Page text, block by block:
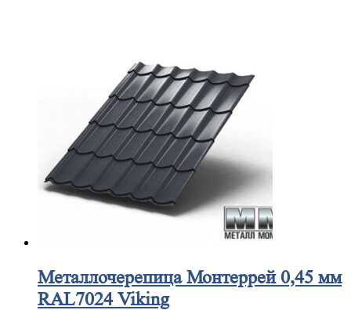
МеталлочерепицаМонтеррей 0,45 мм
RAL7024 Viking